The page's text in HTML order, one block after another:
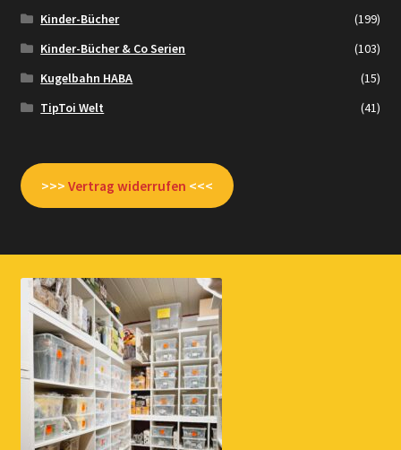
Kinder-Bücher
(199)
Kinder-Bücher & Co Serien
(103)
Kugelbahn HABA
(15)
TipToi Welt
(41)
>>> Vertrag widerrufen <<<